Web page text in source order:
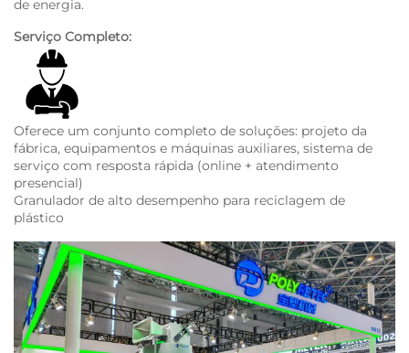
de energia.
Serviço Completo:
Oferece um conjunto completo de soluções: projeto da
fábrica, equipamentos e máquinas auxiliares, sistema de
serviço com resposta rápida (online + atendimento
presencial)
Granulador de alto desempenho para reciclagem de
plástico